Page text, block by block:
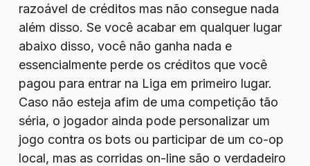
razoável de créditos mas não consegue nada
além disso. Se você acabar em qualquer lugar
abaixo disso, você não ganha nada e
essencialmente perde os créditos que você
pagou para entrar na Liga em primeiro lugar.
Caso não esteja afim de uma competição tão
séria, o jogador ainda pode personalizar um
jogo contra os bots ou participar de um co-op
local, mas as corridas on-line são o verdadeiro